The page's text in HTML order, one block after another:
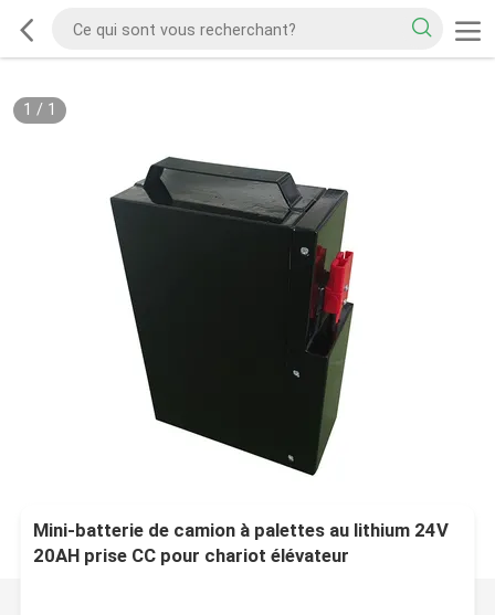
1 / 1
Mini-batterie de camion à palettes au lithium 24V
20AH prise CC pour chariot élévateur